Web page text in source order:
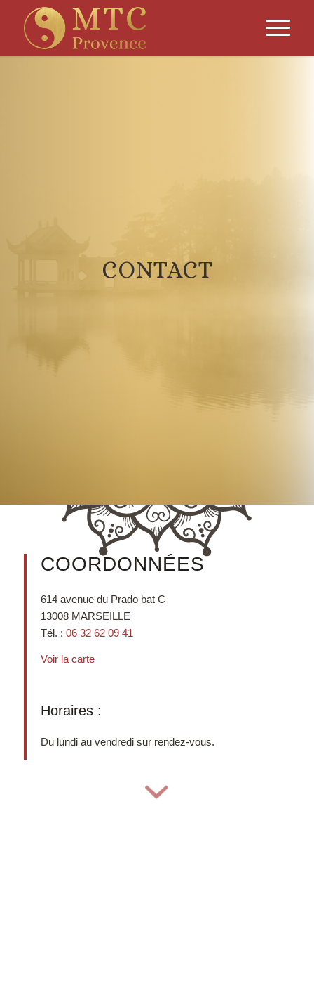
CONTACT
COORDONNÉES
614 avenue du Prado bat C
13008 MARSEILLE
Tél. : 06 32 62 09 41
Voir la carte
Horaires :
Du lundi au vendredi sur rendez-vous.